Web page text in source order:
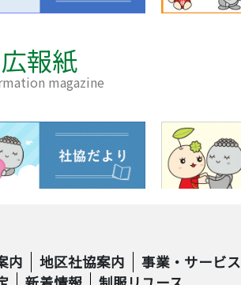
広報紙
magazine
内 地区社協案内 事業・サービス